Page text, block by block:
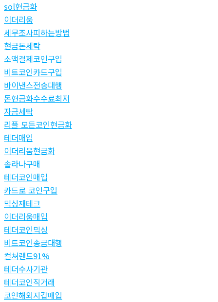
sol현금화
이더리움
세무조사피하는방법
현금돈세탁
소액결제코인구입
비트코인카드구입
바이낸스전송대행
돈현금화수수료최저
자금세탁
리플 모든코인현금화
테더매입
이더리움현금화
솔라나구매
테더코인매입
카드로 코인구입
믹싱재테크
이더리움매입
테더코인믹싱
비트코인송금대행
컬쳐랜드91%
테더수사기관
테더코인직거래
코인해외지갑매입